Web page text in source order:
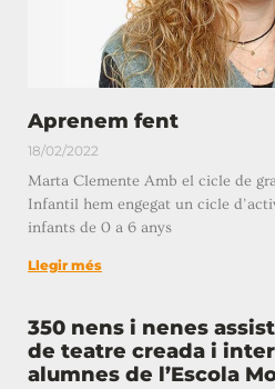
Aprenem fent
18/02/2022
Marta Clemente Amb el cicle de
Infantil hem engegat un cicle
infants de 0 a 6 anys
Llegir més
350 nens i nenes
de teatre creada i
alumnes de l’Escola